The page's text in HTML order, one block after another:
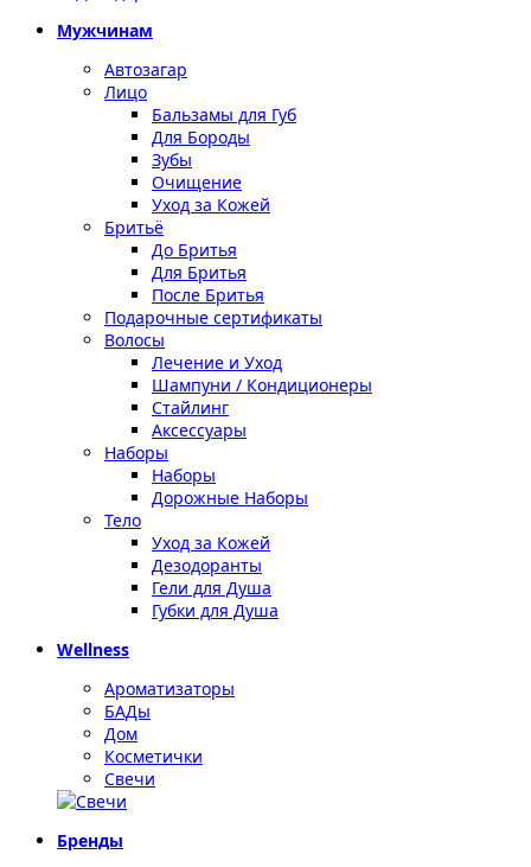
Мужчинам
Автозагар
Лицо
Бальзамы для Губ
Для Бороды
Зубы
Очищение
Уход за Кожей
Бритьё
До Бритья
Для Бритья
После Бритья
Подарочные сертификаты
Волосы
Лечение и Уход
Шампуни / Кондиционеры
Стайлинг
Аксессуары
Наборы
Наборы
Дорожные Наборы
Тело
Уход за Кожей
Дезодоранты
Гели для Душа
Губки для Душа
Wellness
Ароматизаторы
БАДы
Дом
Косметички
Свечи
Бренды